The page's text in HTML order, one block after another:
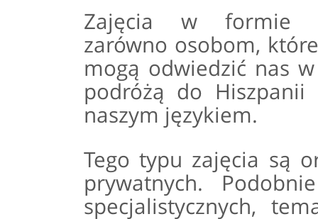
Zajęcia w formie
zarówno osobom,
mogą odwiedzić nas
podróżą do
naszym językiem.
Tego typu zajęcia są
prywatnych.
specjalistycznych,